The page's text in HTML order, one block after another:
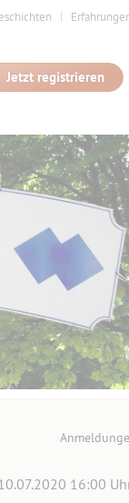
Jetzt registrieren
16:00